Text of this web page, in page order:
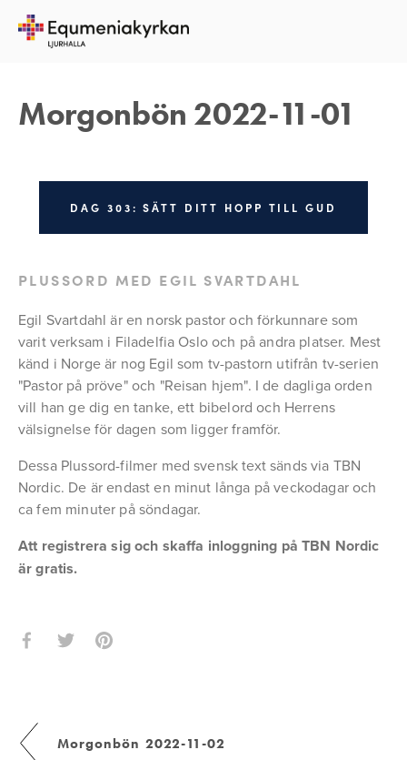
Morgonbön 2022-11-01
DAG 303: SÄTT DITT HOPP TILL GUD
PLUSSORD MED EGIL SVARTDAHL
Egil Svartdahl är en norsk pastor och förkunnare som
varit verksam i Filadelfia Oslo och på andra platser. Mest
känd i Norge är nog Egil som tv-pastorn utifrån tv-serien
"Pastor på pröve" och "Reisan hjem". I de dagliga orden
vill han ge dig en tanke, ett bibelord och Herrens
välsignelse för dagen som ligger framför.
Dessa Plussord-filmer med svensk text sänds via TBN
Nordic. De är endast en minut långa på veckodagar och
ca fem minuter på söndagar.
Att registrera sig och skaffa inloggning på TBN Nordic
är gratis.
1 NOVEMBER 2022
Morgonbön 2022-11-02